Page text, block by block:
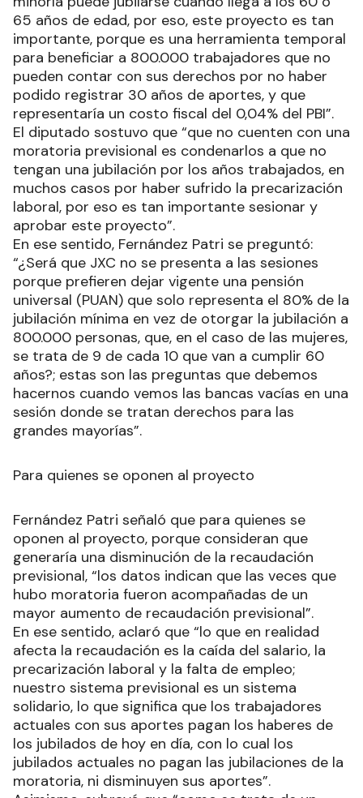
65 años de edad, por eso, este proyecto es tan
importante, porque es una herramienta temporal
para beneficiar a 800.000 trabajadores que no
pueden contar con sus derechos por no haber
podido registrar 30 años de aportes, y que
representaría un costo fiscal del 0,04% del PBI”.
El diputado sostuvo que “que no cuenten con una
moratoria previsional es condenarlos a que no
tengan una jubilación por los años trabajados, en
muchos casos por haber sufrido la precarización
laboral, por eso es tan importante sesionar y
aprobar este proyecto”.
En ese sentido, Fernández Patri se preguntó:
“¿Será que JXC no se presenta a las sesiones
porque prefieren dejar vigente una pensión
universal (PUAN) que solo representa el 80% de la
jubilación mínima en vez de otorgar la jubilación a
800.000 personas, que, en el caso de las mujeres,
se trata de 9 de cada 10 que van a cumplir 60
años?; estas son las preguntas que debemos
hacernos cuando vemos las bancas vacías en una
sesión donde se tratan derechos para las
grandes mayorías”.
Para quienes se oponen al proyecto
Fernández Patri señaló que para quienes se
oponen al proyecto, porque consideran que
generaría una disminución de la recaudación
previsional, “los datos indican que las veces que
hubo moratoria fueron acompañadas de un
mayor aumento de recaudación previsional”.
En ese sentido, aclaró que “lo que en realidad
afecta la recaudación es la caída del salario, la
precarización laboral y la falta de empleo;
nuestro sistema previsional es un sistema
solidario, lo que significa que los trabajadores
actuales con sus aportes pagan los haberes de
los jubilados de hoy en día, con lo cual los
jubilados actuales no pagan las jubilaciones de la
moratoria, ni disminuyen sus aportes”.